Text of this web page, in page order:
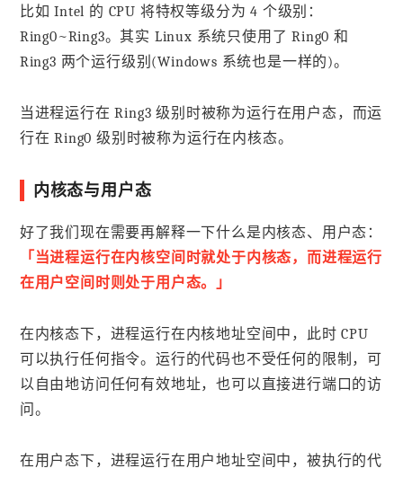
比如 Intel 的 CPU 将特权等级分为 4 个级别：
Ring0~Ring3。其实 Linux 系统只使用了 Ring0 和
Ring3 两个运行级别(Windows 系统也是一样的)。
当进程运行在 Ring3 级别时被称为运行在用户态，而运
行在 Ring0 级别时被称为运行在内核态。
内核态与用户态
好了我们现在需要再解释一下什么是内核态、用户态：
「当进程运行在内核空间时就处于内核态，而进程运行
在用户空间时则处于用户态。」
在内核态下，进程运行在内核地址空间中，此时 CPU
可以执行任何指令。运行的代码也不受任何的限制，可
以自由地访问任何有效地址，也可以直接进行端口的访
问。
在用户态下，进程运行在用户地址空间中，被执行的代